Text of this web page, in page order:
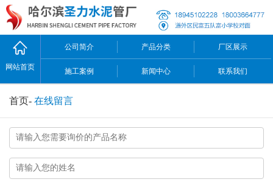
网站首页
公司简介 产品分类 厂区展示
施工案例 新闻中心 联系我们
首页- 在线留言